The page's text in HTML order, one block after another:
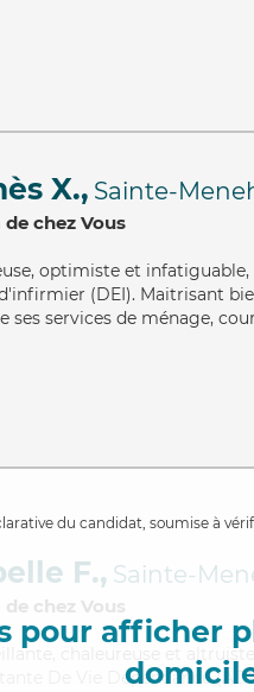
X., Sainte-
chez Vous
, optimiste et infatiguable,
(DEI). Maitrisant
ses services de ménage,
du candidat, soumise à
pour afficher
F., Sainte-
chez Vous
, chaleureuse et
De Vie Dépendance